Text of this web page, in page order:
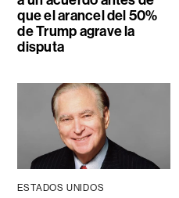
que el arancel del 50%
de Trump agrave la
disputa
ESTADOS UNIDOS